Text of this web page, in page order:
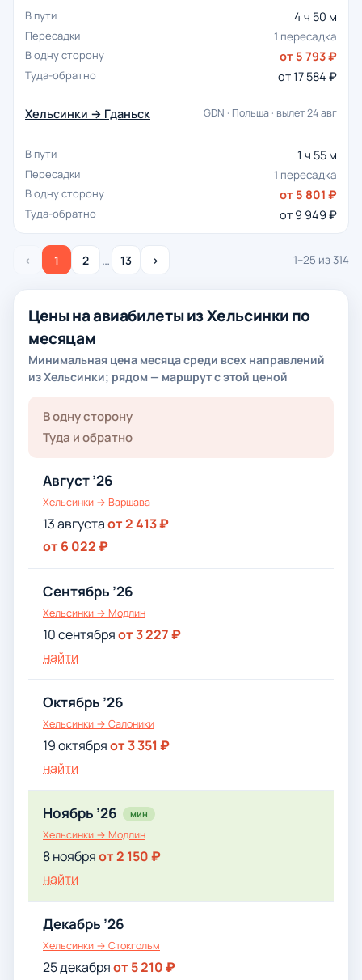
4 ч 50 м
1 пересадка
от 5 793 ₽
от 17 584 ₽
Хельсинки → Гданьск GDN · Польша · вылет 24 авг
1 ч 55 м
1 пересадка
от 5 801 ₽
от 9 949 ₽
‹ 1 2 … 13 › 1–25 из 314
Цены на авиабилеты из Хельсинки по
месяцам
Минимальная цена месяца среди всех направлений
из Хельсинки; рядом — маршрут с этой ценой
В одну сторону
Туда и обратно
Август ’26
Хельсинки → Варшава
13 августаот 2 413 ₽
от 6 022 ₽
Сентябрь ’26
Хельсинки → Модлин
10 сентябряот 3 227 ₽
найти
Октябрь ’26
Хельсинки → Салоники
19 октябряот 3 351 ₽
найти
Ноябрь ’26 мин
Хельсинки → Модлин
8 ноябряот 2 150 ₽
найти
Декабрь ’26
Хельсинки → Стокгольм
25 декабряот 5 210 ₽